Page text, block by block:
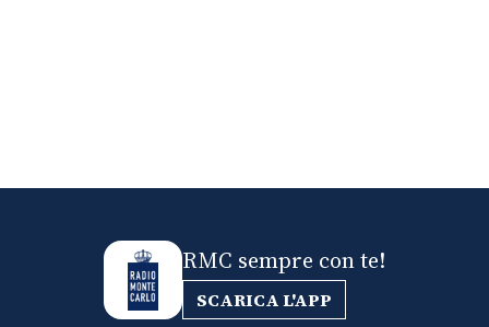
RMC sempre con te!
SCARICA L'APP